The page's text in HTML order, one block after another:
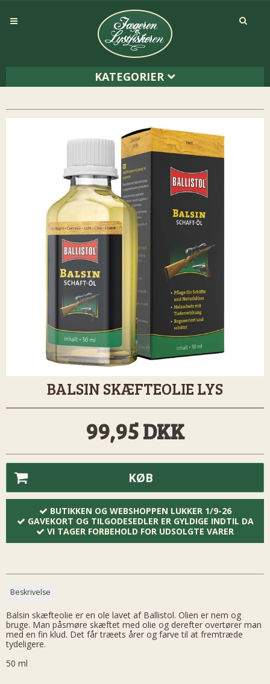
KATEGORIER
BALSIN SKÆFTEOLIE LYS
99,95 DKK
KØB
BUTIKKEN OG WEBSHOPPEN LUKKER 1/9-26
GAVEKORT OG TILGODESEDLER ER GYLDIGE INDTIL DA
VI TAGER FORBEHOLD FOR UDSOLGTE VARER
Beskrivelse
Balsin skæfteolie er en ole lavet af Ballistol. Olien er nem og
bruge. Man påsmøre skæftet med olie og derefter overtører man
med en fin klud. Det får træets årer og farve til at fremtræde
tydeligere.
50 ml